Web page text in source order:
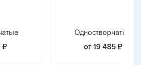
₽
Одностворчатые
от 19 485 ₽